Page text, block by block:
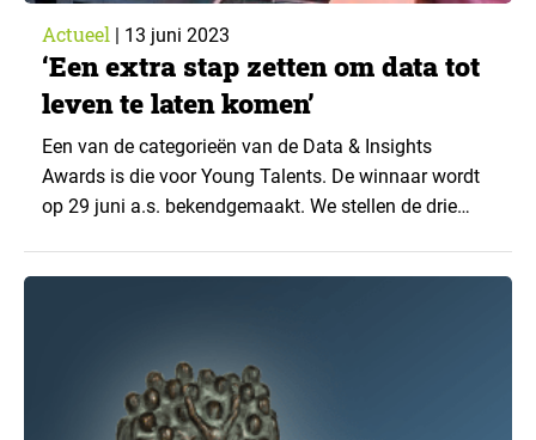
Actueel | 13 juni 2023
‘Een extra stap zetten om data tot
leven te laten komen’
Een van de categorieën van de Data & Insights
Awards is die voor Young Talents. De winnaar wordt
op 29 juni a.s. bekendgemaakt. We stellen de drie